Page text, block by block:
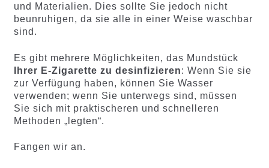
und Materialien. Dies sollte Sie jedoch nicht
beunruhigen, da sie alle in einer Weise waschbar
sind.
Es gibt mehrere Möglichkeiten, das Mundstück
Ihrer E-Zigarette zu desinfizieren: Wenn Sie sie
zur Verfügung haben, können Sie Wasser
verwenden; wenn Sie unterwegs sind, müssen
Sie sich mit praktischeren und schnelleren
Methoden „legten“.
Fangen wir an.